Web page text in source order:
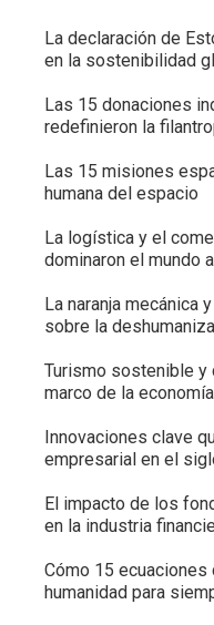
La declaración de
en la sostenibilidad
Las 15 donaciones
redefinieron la
Las 15 misiones
humana del espacio
La logística y el
dominaron el mundo
La naranja
sobre la
Turismo sostenible y
marco de la
Innovaciones clave
empresarial en el
El impacto de los
en la industria
Cómo 15
humanidad para